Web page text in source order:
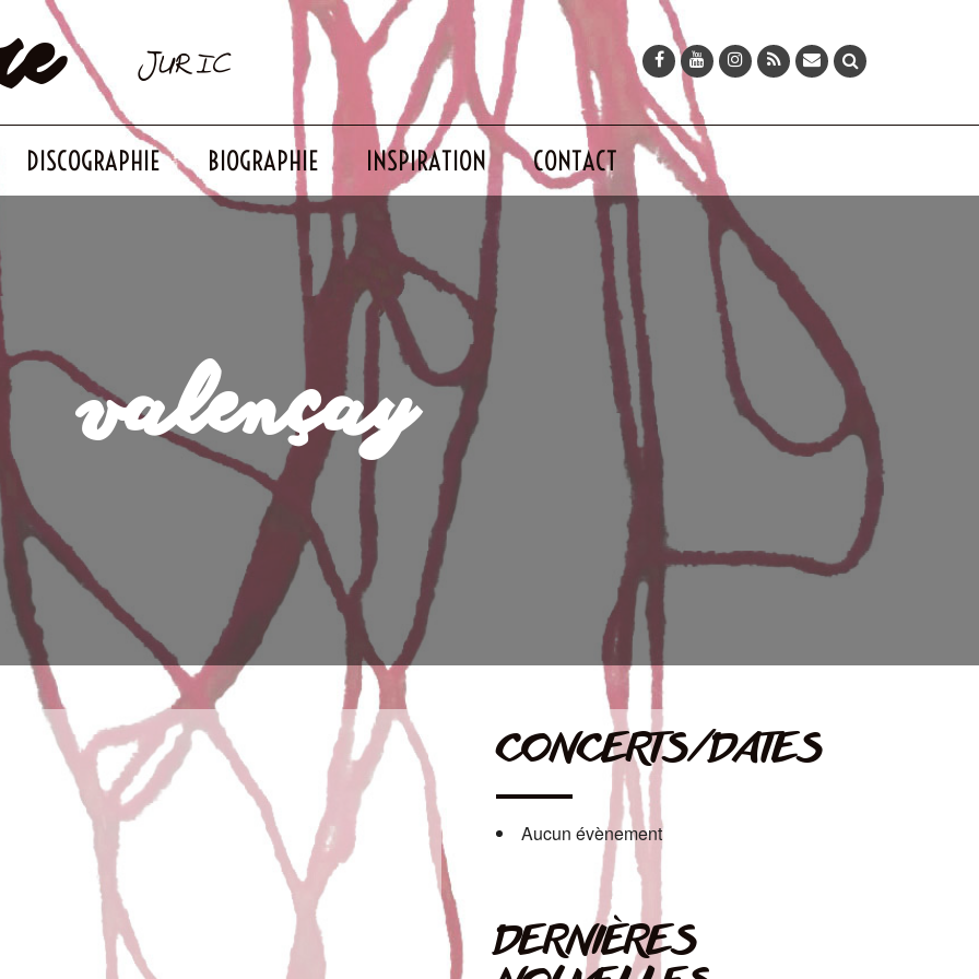
JURIC
DISCOGRAPHIE BIOGRAPHIE INSPIRATION CONTACT
valençay
CONCERTS/DATES
Aucun évènement
DERNIÈRES